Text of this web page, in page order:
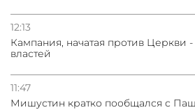
12:13
Кампания, начатая против Церкви
властей
11:47
Мишустин кратко пообщался с